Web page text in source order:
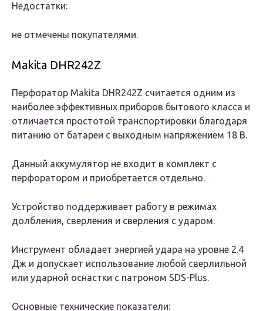
Недостатки:
не отмечены покупателями.
Makita DHR242Z
Перфоратор Makita DHR242Z считается одним из
наиболее эффективных приборов бытового класса и
отличается простотой транспортировки благодаря
питанию от батареи с выходным напряжением 18 В.
Данный аккумулятор не входит в комплект с
перфоратором и приобретается отдельно.
Устройство поддерживает работу в режимах
долбления, сверления и сверления с ударом.
Инструмент обладает энергией удара на уровне 2.4
Дж и допускает использование любой сверлильной
или ударной оснастки с патроном SDS-Plus.
Основные технические показатели: